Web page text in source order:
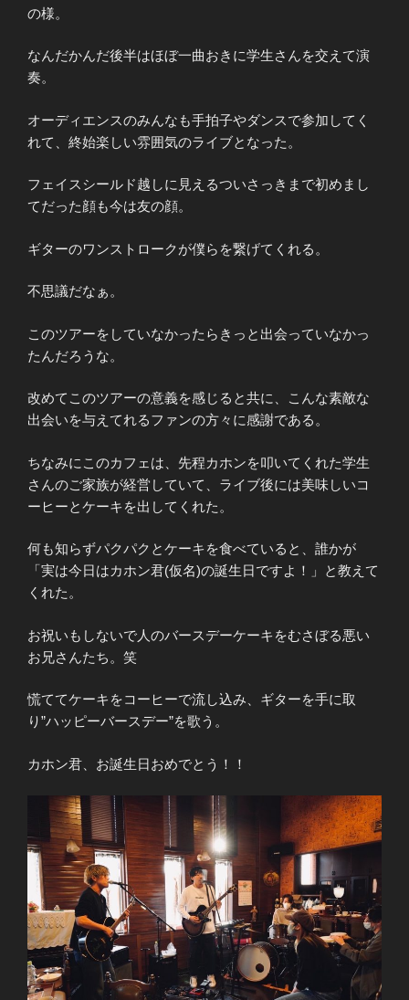
の様。
なんだかんだ後半はほぼ一曲おきに学生さんを交えて演
奏。
オーディエンスのみんなも手拍子やダンスで参加してく
れて、終始楽しい雰囲気のライブとなった。
フェイスシールド越しに見えるついさっきまで初めまし
てだった顔も今は友の顔。
ギターのワンストロークが僕らを繋げてくれる。
不思議だなぁ。
このツアーをしていなかったらきっと出会っていなかっ
たんだろうな。
改めてこのツアーの意義を感じると共に、こんな素敵な
出会いを与えてれるファンの方々に感謝である。
ちなみにこのカフェは、先程カホンを叩いてくれた学生
さんのご家族が経営していて、ライブ後には美味しいコ
ーヒーとケーキを出してくれた。
何も知らずパクパクとケーキを食べていると、誰かが
「実は今日はカホン君(仮名)の誕生日ですよ！」と教えて
くれた。
お祝いもしないで人のバースデーケーキをむさぼる悪い
お兄さんたち。笑
慌ててケーキをコーヒーで流し込み、ギターを手に取
り”ハッピーバースデー”を歌う。
カホン君、お誕生日おめでとう！！